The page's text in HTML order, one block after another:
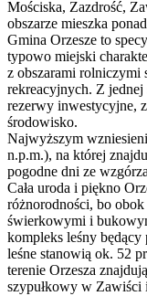
Mościska, Zazdrość,
obszarze mieszka
Gmina Orzesze to
typowo miejski
z obszarami rolniczymi
rekreacyjnych. Z jednej
rezerwy inwestycyjne,
środowisko.
Najwyższym
n.p.m.), na której
pogodne dni ze
Cała uroda i piękno
różnorodności, bo
świerkowymi i
kompleks leśny będący
leśne stanowią ok. 52
terenie Orzesza
szypułkowy w